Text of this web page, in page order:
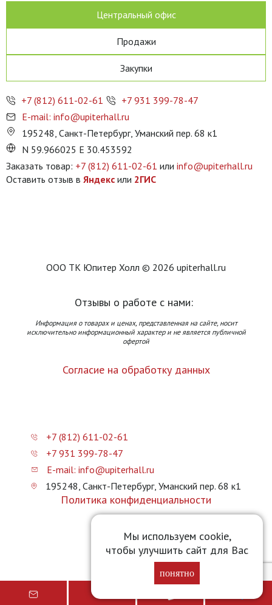
Мы используем cookie,
чтобы улучшить сайт для Вас
понятно
Центральный офис
Продажи
Закупки
+7 (812) 611-02-61
+7 931 399-78-47
E-mail: info@upiterhall.ru
195248, Санкт-Петербург, Уманский пер. 68 к1
N 59.966025 E 30.453592
Заказать товар: +7 (812) 611-02-61 или info@upiterhall.ru
Оставить отзыв в Яндекс или 2ГИС
ООО ТК Юпитер Холл © 2026 upiterhall.ru
Отзывы о работе с нами:
Информация о товарах и ценах, представленная на сайте, носит
исключительно информационный характер и не является публичной
офертой
Согласие на обработку данных
+7 (812) 611-02-61
+7 931 399-78-47
E-mail: info@upiterhall.ru
195248, Санкт-Петербург, Уманский пер. 68 к1
Политика конфиденциальности
Карта сайта
Прайс-лист